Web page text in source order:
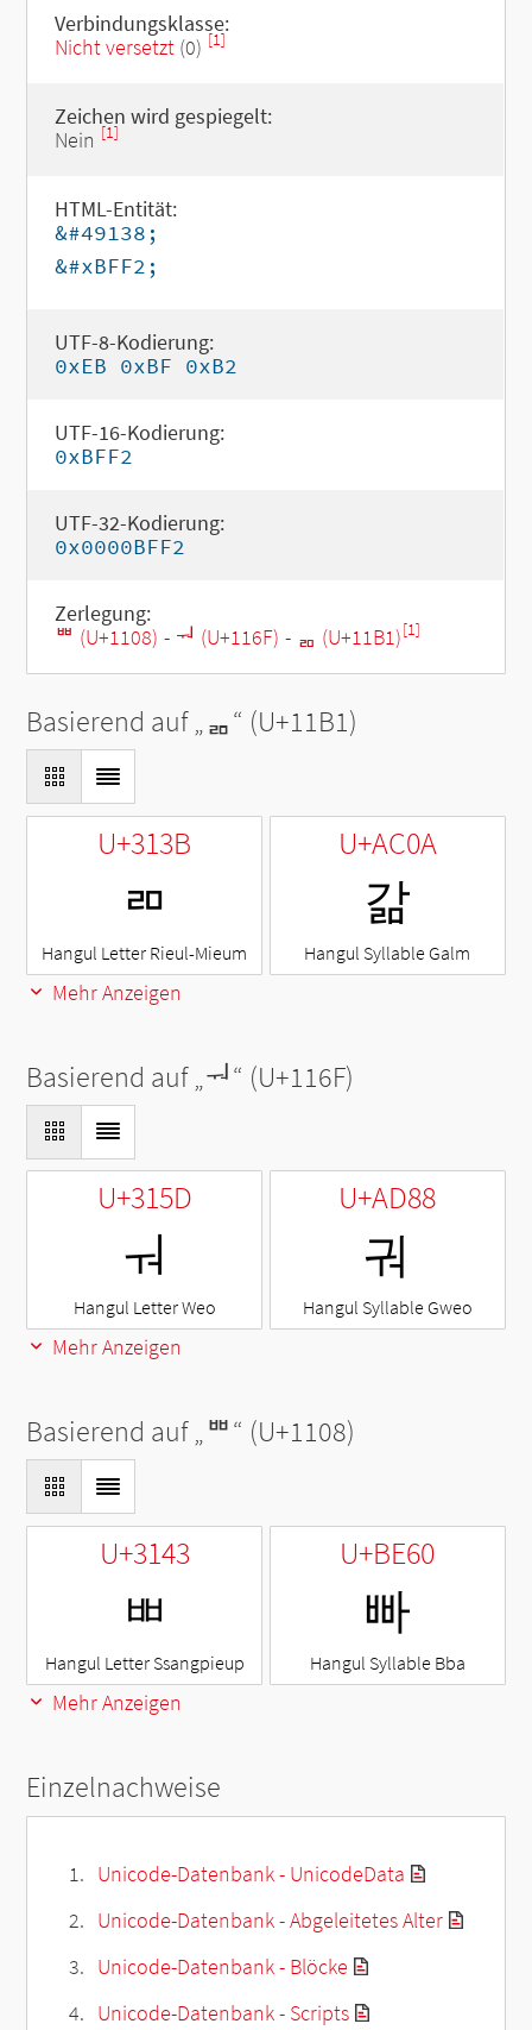
Verbindungsklasse:
Nicht versetzt(0) [1]
Zeichen wird gespiegelt:
Nein [1]
HTML-Entität:
&#49138;
&#xBFF2;
UTF-8-Kodierung:
0xEB 0xBF 0xB2
UTF-16-Kodierung:
0xBFF2
UTF-32-Kodierung:
0x0000BFF2
Zerlegung:
ᄈ (U+1108) - ᅯ (U+116F) - ᆱ (U+11B1)[1]
Basierend auf „ᆱ“ (U+11B1)
U+313B
ㄻ
Hangul Letter Rieul-Mieum
U+AC0A
갊
Hangul Syllable Galm
Mehr Anzeigen
Basierend auf „ᅯ“ (U+116F)
U+315D
ㅝ
Hangul Letter Weo
U+AD88
궈
Hangul Syllable Gweo
Mehr Anzeigen
Basierend auf „ᄈ“ (U+1108)
U+3143
ㅃ
Hangul Letter Ssangpieup
U+BE60
빠
Hangul Syllable Bba
Mehr Anzeigen
Einzelnachweise
Unicode-Datenbank - UnicodeData
Unicode-Datenbank - Abgeleitetes Alter
Unicode-Datenbank - Blöcke
Unicode-Datenbank - Scripts